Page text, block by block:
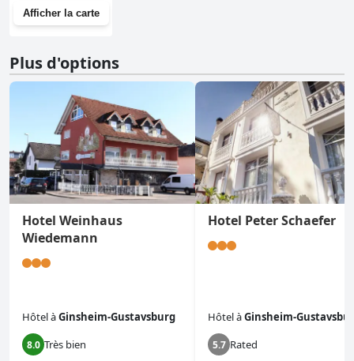
Afficher la carte
Plus d'options
Hotel Weinhaus
Wiedemann
HôtelàGinsheim-Gustavsburg
8.0 Très bien
Hotel Peter Schaefer
HôtelàGinsheim-
5.7 Rated